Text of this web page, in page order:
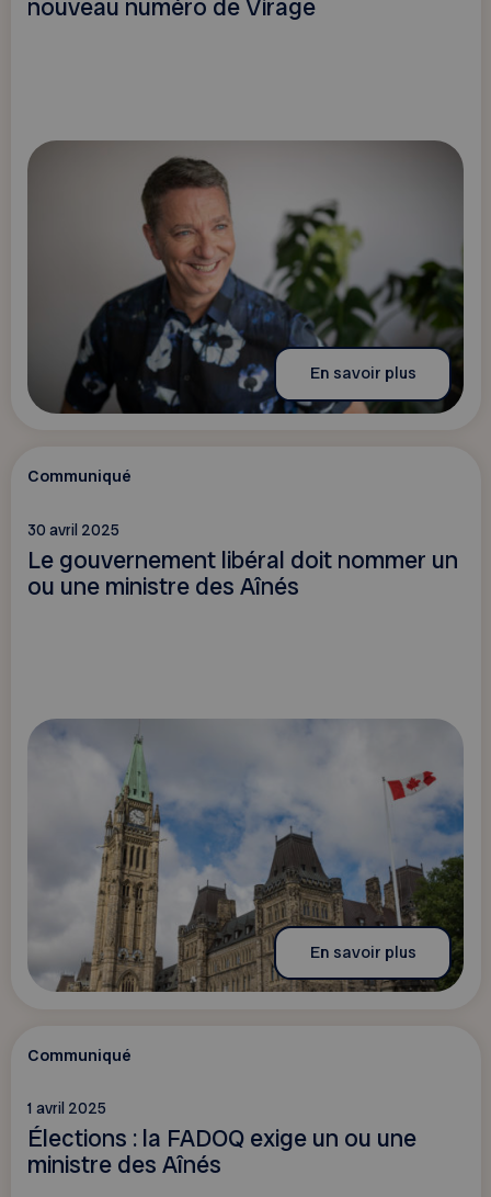
nouveau numéro de Virage
En savoir plus
Communiqué
30 avril 2025
Le gouvernement libéral doit nommer un
ou une ministre des Aînés
En savoir plus
Communiqué
1 avril 2025
Élections : la FADOQ exige un ou une
ministre des Aînés